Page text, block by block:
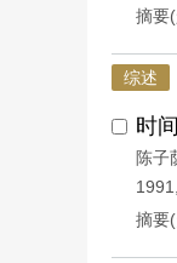
摘要(
综述
时
陈子
摘要(